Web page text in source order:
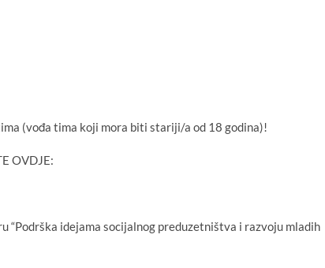
(vođa tima koji mora biti stariji/a od 18 godina)!
OVDJE:
“Podrška idejama socijalnog preduzetništva i razvoju mladih